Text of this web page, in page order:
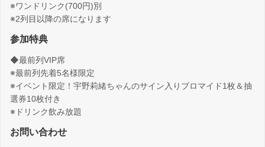
※ワンドリンク(700円)別
※2列目以降の席になります
参加特典
◆最前列VIP席
※最前列先着5名様限定
※イベント限定！宇野莉緒ちゃんのサイン入りブロマイド1枚＆抽
選券10枚付き
※ドリンク飲み放題
お問い合わせ